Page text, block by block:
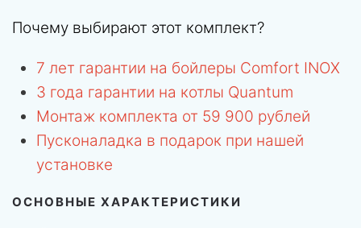
Почему выбирают этот комплект?
7 лет гарантии на бойлеры Comfort INOX
3 года гарантии на котлы Quantum
Монтаж комплекта от 59 900 рублей
Пусконаладка в подарок при нашей
установке
ОСНОВНЫЕ ХАРАКТЕРИСТИКИ